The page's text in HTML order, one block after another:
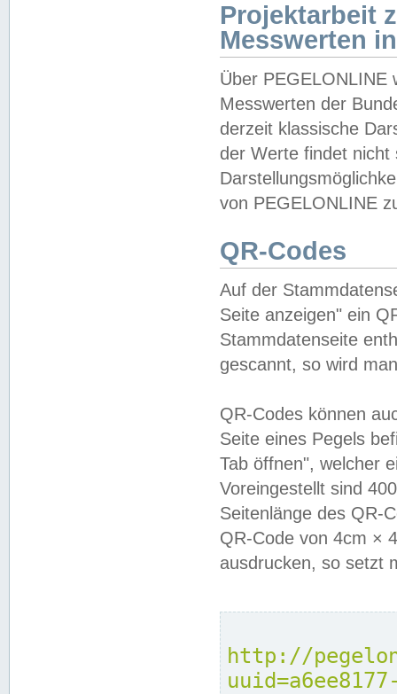
Projektarbeit
Messwerten
Über PEGELONLINE
Messwerten der
derzeit klassische
der Werte findet
von PEGELONLINE
QR-Codes
Auf der
Seite anzeigen" ein
Stammdatenseite
gescannt, so wird
QR-Codes können
Seite eines Pegels
Tab öffnen", welcher
Voreingestellt sind
Seitenlänge des QR-
QR-Code von 4cm ×
ausdrucken, so setzt
http://